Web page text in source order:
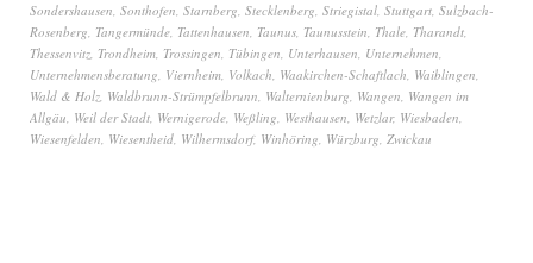
Sondershausen, Sonthofen, Starnberg, Stecklenberg, Striegistal, Stuttgart, Sulzbach-
Rosenberg, Tangermünde, Tattenhausen, Taunus, Taunusstein, Thale, Tharandt,
Thessenvitz, Trondheim, Trossingen, Tübingen, Unterhausen, Unternehmen,
Unternehmensberatung, Viernheim, Volkach, Waakirchen-Schaftlach, Waiblingen,
Wald & Holz, Waldbrunn-Strümpfelbrunn, Walternienburg, Wangen, Wangen im
Allgäu, Weil der Stadt, Wernigerode, Weßling, Westhausen, Wetzlar, Wiesbaden,
Wiesenfelden, Wiesentheid, Wilhermsdorf, Winhöring, Würzburg, Zwickau